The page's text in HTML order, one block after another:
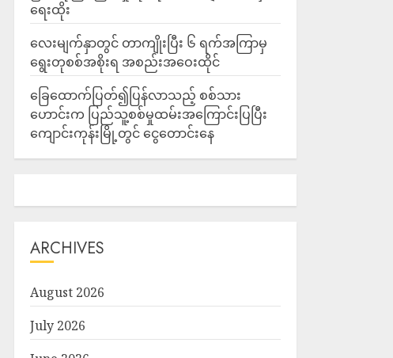
ရေးထိုး
လေးမျက်နှာတွင် တာကျိုးပြီး ၆ ရက်အကြာမှ
ရွေးတုစစ်အစိုးရ အစည်းအဝေးထိုင်
ခြေထောက်ပြတ်၍ပြန်လာသည့် စစ်သား
ဟောင်းက ပြည်သူ့စစ်မှုထမ်းအကြောင်းပြပြီး
ကျောင်းကုန်းမြို့တွင် ငွေတောင်းနေ
ARCHIVES
August 2026
July 2026